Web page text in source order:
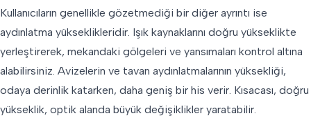
Kullanıcıların genellikle gözetmediği bir diğer ayrıntı ise
aydınlatma yükseklikleridir. Işık kaynaklarını doğru yükseklikte
yerleştirerek, mekandaki gölgeleri ve yansımaları kontrol altına
alabilirsiniz. Avizelerin ve tavan aydınlatmalarının yüksekliği,
odaya derinlik katarken, daha geniş bir his verir. Kısacası, doğru
yükseklik, optik alanda büyük değişiklikler yaratabilir.